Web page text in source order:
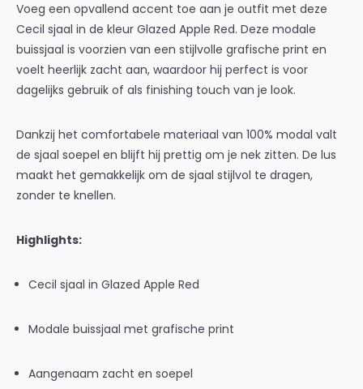
Voeg een opvallend accent toe aan je outfit met deze
Cecil sjaal in de kleur Glazed Apple Red. Deze modale
buissjaal is voorzien van een stijlvolle grafische print en
voelt heerlijk zacht aan, waardoor hij perfect is voor
dagelijks gebruik of als finishing touch van je look.
Dankzij het comfortabele materiaal van 100% modal valt
de sjaal soepel en blijft hij prettig om je nek zitten. De lus
maakt het gemakkelijk om de sjaal stijlvol te dragen,
zonder te knellen.
Highlights:
Cecil sjaal in Glazed Apple Red
Modale buissjaal met grafische print
Aangenaam zacht en soepel